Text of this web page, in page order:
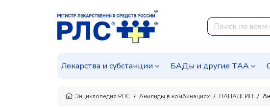
Лекарства и субстанции БАДы и другие ТАА
Энциклопедия РЛС Анилиды в комбинациях ПАНАДЕИН